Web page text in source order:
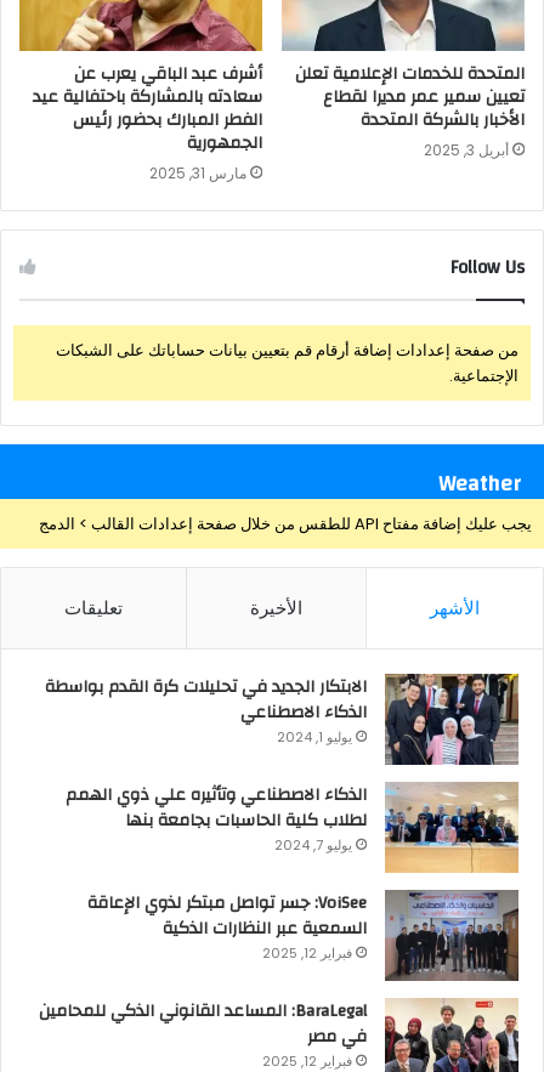
المتحدة للخدمات الإعلامية تعلن
تعيين سمير عمر مديرا لقطاع
الأخبار بالشركة المتحدة
أبريل 3, 2025
أشرف عبد الباقي يعرب عن
سعادته بالمشاركة باحتفالية عيد
الفطر المبارك بحضور رئيس
الجمهورية
مارس 31, 2025
Follow Us
من صفحة إعدادات إضافة أرقام قم بتعيين بيانات حساباتك على الشبكات
الإجتماعية.
Weather
يجب عليك إضافة مفتاح API للطقس من خلال صفحة إعدادات القالب > الدمج
الأشهر الأخيرة تعليقات
الابتكار الجديد في تحليلات كرة القدم بواسطة
الذكاء الاصطناعي
يوليو 1, 2024
الذكاء الاصطناعي وتأثيره علي ذوي الهمم
لطلاب كلية الحاسبات بجامعة بنها
يوليو 7, 2024
VoiSee: جسر تواصل مبتكر لذوي الإعاقة
السمعية عبر النظارات الذكية
فبراير 12, 2025
BaraLegal: المساعد القانوني الذكي للمحامين
في مصر
فبراير 12, 2025